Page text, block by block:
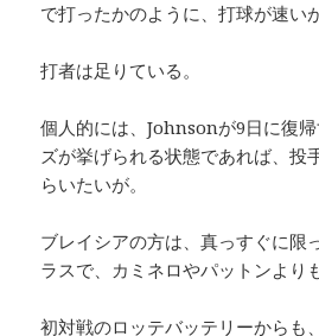
で打ったかのように、打球が速いが
打者は足りている。
個人的には、Johnsonが9日に復
ズが挙げられる状態であれば、投
らいたいが。
ブレイシアの方は、真っすぐに限
ラスで、カミネロやパットンより
初対戦のロッテバッテリーからも